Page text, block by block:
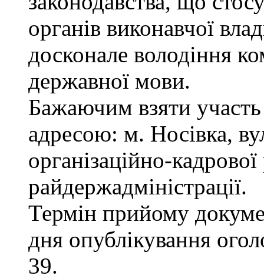
органів виконавчої
досконале володіння
державної мови.
Бажаючим взяти участь
адресою: м. Носівка,
організаційно-
райдержадміністрації.
Термін прийому
дня опублікування
39.